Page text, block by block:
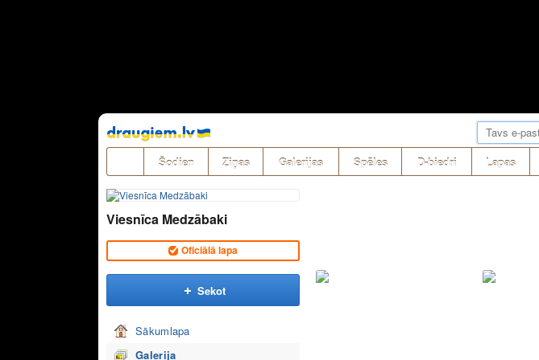
Pāriet
uz
saturu
Šodien Ziņas Galerijas Spēles D-biedri Lapas
Viesnīca Medzābaki
Oficiālā lapa
Sekot
Sākumlapa
Galerija